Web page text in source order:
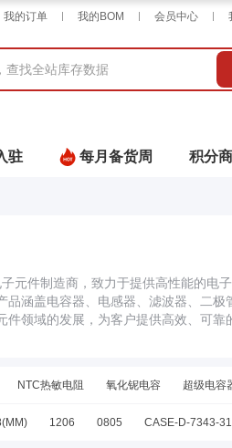
我的订单 我的BOM 会员中心
驻 每月备货周 积分
元件制造商，致力于提供高性能的电
涵盖电容器、电感器、滤波器、二
领域的发展，为客户提供高效、可靠
NTC热敏电阻 氧化铌电容 超级电容
1206 0805 CASE-D-7343-